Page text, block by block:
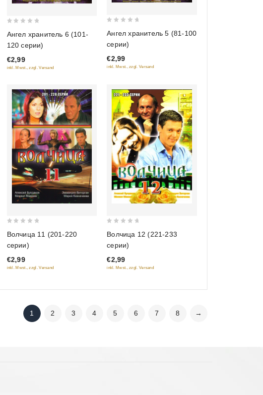
of
5
Ангел хранитель 6 (101-
120 серии)
€2,99
inkl. Mwst., zzgl. Versand
of
5
Ангел хранитель 5 (81-100
серии)
€2,99
inkl. Mwst., zzgl. Versand
of
5
Волчица 11 (201-220
серии)
€2,99
inkl. Mwst., zzgl. Versand
of
5
Волчица 12 (221-233
серии)
€2,99
inkl. Mwst., zzgl. Versand
1 2 3 4 5 6 7 8 →